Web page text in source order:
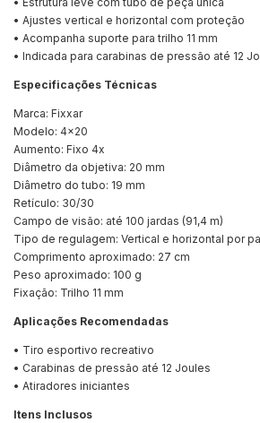
• Ajustes vertical e horizontal com proteção
• Acompanha suporte para trilho 11 mm
• Indicada para carabinas de pressão até 12
Especificações Técnicas
Marca: Fixxar
Modelo: 4x20
Aumento: Fixo 4x
Diâmetro da objetiva: 20 mm
Diâmetro do tubo: 19 mm
Retículo: 30/30
Campo de visão: até 100 jardas (91,4 m)
Tipo de regulagem: Vertical e horizontal por
Comprimento aproximado: 27 cm
Peso aproximado: 100 g
Fixação: Trilho 11 mm
Aplicações Recomendadas
• Tiro esportivo recreativo
• Carabinas de pressão até 12 Joules
• Atiradores iniciantes
Itens Inclusos